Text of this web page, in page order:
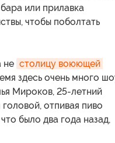
или прилавка
чтобы поболтать
не столицу воюющей
здесь очень много
Мироков, 25-летний
отпивая пиво
было два года назад,